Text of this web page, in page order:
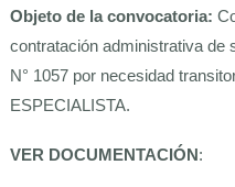
Objeto de la convocatoria:
contratación administrativa de
N° 1057 por necesidad
ESPECIALISTA.
VER DOCUMENTACIÓN :